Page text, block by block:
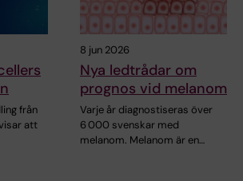
från
att
8 jun 2026
Nya ledtrådar om
prognos vid melanom
Varje år diagnostiseras över
6 000 svenskar med
melanom. Melanom är en…